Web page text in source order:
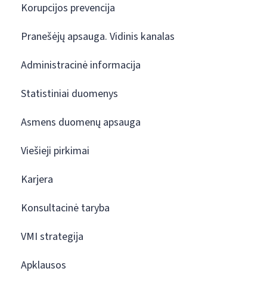
Korupcijos prevencija
Pranešėjų apsauga. Vidinis kanalas
Administracinė informacija
Statistiniai duomenys
Asmens duomenų apsauga
Viešieji pirkimai
Karjera
Konsultacinė taryba
VMI strategija
Apklausos